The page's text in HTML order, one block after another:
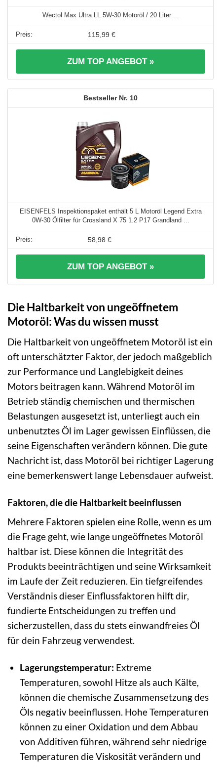
Wectol Max Ultra LL 5W-30 Motoröl / 20 Liter ...
115,99 €
ZUM TOP ANGEBOT »
10
EISENFELS Inspektionspaket enthält 5 L Motoröl Legend Extra
0W-30 Ölfilter für Crossland X 75 1.2 P17 Grandland ...
58,98 €
ZUM TOP ANGEBOT »
Die Haltbarkeit von ungeöffnetem
Motoröl: Was du wissen musst
Die Haltbarkeit von ungeöffnetem Motoröl ist ein
oft unterschätzter Faktor, der jedoch maßgeblich
zur Performance und Langlebigkeit deines
Motors beitragen kann. Während Motoröl im
Betrieb ständig chemischen und thermischen
Belastungen ausgesetzt ist, unterliegt auch ein
unbenutztes Öl im Lager gewissen Einflüssen, die
seine Eigenschaften verändern können. Die gute
Nachricht ist, dass Motoröl bei richtiger Lagerung
eine bemerkenswert lange Lebensdauer aufweist.
Faktoren, die die Haltbarkeit beeinflussen
Mehrere Faktoren spielen eine Rolle, wenn es um
die Frage geht, wie lange ungeöffnetes Motoröl
haltbar ist. Diese können die Integrität des
Produkts beeinträchtigen und seine Wirksamkeit
im Laufe der Zeit reduzieren. Ein tiefgreifendes
Verständnis dieser Einflussfaktoren hilft dir,
fundierte Entscheidungen zu treffen und
sicherzustellen, dass du stets einwandfreies Öl
für dein Fahrzeug verwendest.
Lagerungstemperatur: Extreme
Temperaturen, sowohl Hitze als auch Kälte,
können die chemische Zusammensetzung des
Öls negativ beeinflussen. Hohe Temperaturen
können zu einer Oxidation und dem Abbau
von Additiven führen, während sehr niedrige
Temperaturen die Viskosität verändern und